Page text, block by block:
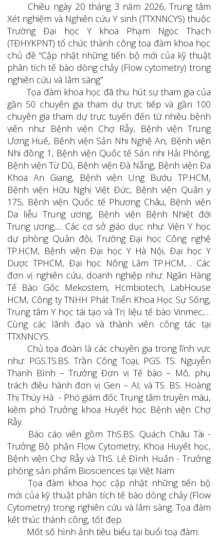
Chiều ngày 20 tháng 3 năm 2026, Trung tâm
Xét nghiệm và Nghiên cứu Y sinh (TTXNNCYS) thuộc
Trường Đại học Y khoa Phạm Ngọc Thạch
(TĐHYKPNT) tổ chức thành công toạ đàm khoa học
chủ đề “Cập nhật những tiến bộ mới của kỹ thuật
phân tích tế bào dòng chảy (Flow cytometry) trong
nghiên cứu và lâm sàng”
Tọa đàm khoa học đã thu hút sự tham gia của
gần 50 chuyên gia tham dự trực tiếp và gần 100
chuyên gia tham dự trực tuyến đến từ nhiều bệnh
viên như: Bệnh viện Chợ Rẫy, Bệnh viện Trung
Ương Huế, Bệnh viện Sản Nhi Nghệ An, Bệnh viện
Nhi đồng 1, Bệnh viện Quốc tế Sản nhi Hải Phòng,
Bệnh viện Từ Dũ, Bệnh viện Đà Nẵng, Bệnh viện Đa
Khoa An Giang, Bệnh viện Ung Bướu TP.HCM,
Bệnh viện Hữu Nghị Việt Đức, Bệnh viện Quân y
175, Bệnh viện Quốc tế Phương Châu, Bệnh viện
Da liễu Trung ương, Bệnh viện Bệnh Nhiệt đới
Trung ương,.... Các cơ sở giáo dục như: Viện Y học
dự phòng Quân đội, Trường Đại học Công nghệ
TP.HCM, Bệnh viện Đại học Y Hà Nội, Đại học Y
Dược TPHCM, Đại học Nông Lâm TP.HCM,… Các
đơn vị nghiên cứu, doanh nghiệp như: Ngân Hàng
Tế Bào Gốc Mekostem, Hcmbiotech, LabHouse
HCM, Công ty TNHH Phát Triển Khoa Học Sự Sống,
Trung tâm Y học tái tạo và Trị liệu tế bào Vinmec,…
Cùng các lãnh đạo và thành viên công tác tại
TTXNNCYS.
Chủ tọa đoàn là các chuyên gia trong lĩnh vực
như: PGS.TS.BS. Trần Công Toại, PGS. TS. Nguyễn
Thanh Bình – Trưởng Đơn vị Tế bào – Mô, phụ
trách điều hành đơn vị Gen – AI; và TS. BS. Hoàng
Thị Thúy Hà - Phó giám đốc Trung tâm truyền máu,
kiêm phó Trưởng khoa Huyết học Bệnh viện Chợ
Rẫy.
Báo cáo viên gồm ThS.BS. Quách Châu Tài -
Trưởng Bộ phận Flow Cytometry, Khoa Huyết học,
Bệnh viện Chợ Rẫy và ThS. Lê Đình Huấn - Trưởng
phòng sản phẩm Biosciences tại Việt Nam
Tọa đàm khoa học cập nhật những tiến bộ
mới của kỹ thuật phân tích tế bào dòng chảy (Flow
Cytometry) trong nghiên cứu và lâm sàng. Tọa đàm
kết thúc thành công, tốt đẹp.
Mốt số hình ảnh tiêu biểu tại buổi toạ đàm: